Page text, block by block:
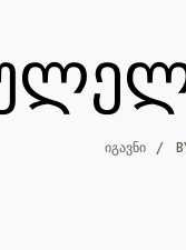
ᲘᲒᲐᲕᲜᲘ